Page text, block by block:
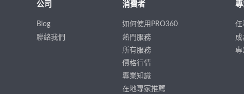
公司
Blog
聯絡我們
消費者
如何使用PRO360
熱門服務
所有服務
價格行情
專業知識
在地專家推薦
任
成
專